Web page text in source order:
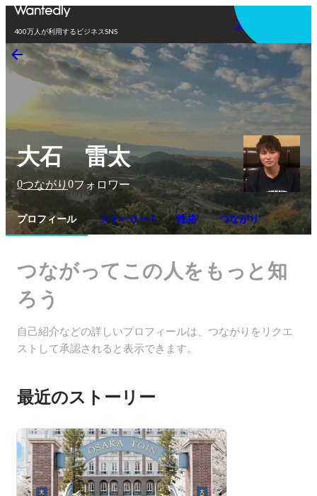
400万人が利用するビジネスSNS
アプリを使う
大石 雷太
0つながり 0フォロワー
プロフィール ストーリー 1 性格 つながり
つながってこの人をもっと知
ろう
自己紹介などの詳しいプロフィールは、つながりをリクエ
ストして承認されると表示できます。
最近のストーリー